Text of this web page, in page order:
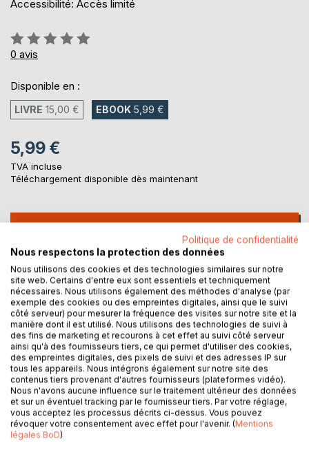
Accessibilité: Accès limité
Évaluation:
0%
0 avis
Disponible en :
LIVRE 15,00 € EBOOK 5,99 €
5,99 €
TVA incluse
Téléchargement disponible dès maintenant
AJOUTER AU PANIER
Ajouter à ma liste d'envies
Laisser un avis
DESCRIPTION
Lacs, volcans, l'eau et le feu, termes évocateurs qui
convainquirent Jean-Marc de tenter l'aventure pédestre
Politique de confidentialité
Nous respectons la protection des données
Nous utilisons des cookies et des technologies similaires sur notre
site web. Certains d'entre eux sont essentiels et techniquement
nécessaires. Nous utilisons également des méthodes d'analyse (par
exemple des cookies ou des empreintes digitales, ainsi que le suivi
côté serveur) pour mesurer la fréquence des visites sur notre site et la
manière dont il est utilisé. Nous utilisons des technologies de suivi à
des fins de marketing et recourons à cet effet au suivi côté serveur
ainsi qu'à des fournisseurs tiers, ce qui permet d'utiliser des cookies,
des empreintes digitales, des pixels de suivi et des adresses IP sur
tous les appareils. Nous intégrons également sur notre site des
contenus tiers provenant d'autres fournisseurs (plateformes vidéo).
Nous n'avons aucune influence sur le traitement ultérieur des données
et sur un éventuel tracking par le fournisseur tiers. Par votre réglage,
vous acceptez les processus décrits ci-dessus. Vous pouvez
révoquer votre consentement avec effet pour l'avenir. (Mentions
légales BoD)